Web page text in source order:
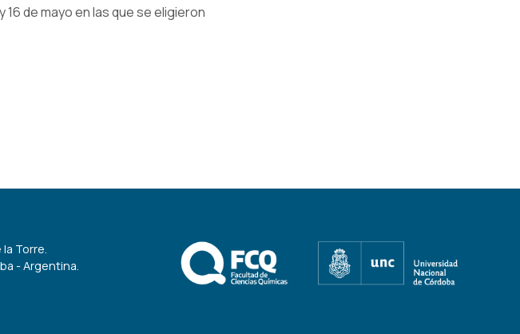
de mayo en las que se eligieron
Torre.
- Argentina.